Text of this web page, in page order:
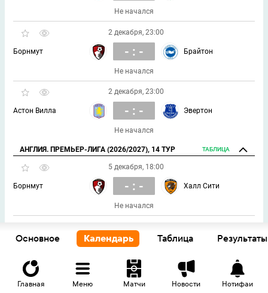
Главная Меню Матчи Новости Нотифаи
Основное Календарь Таблица Результаты
Не начался
2 декабря, 23:00
Борнмут - : - Брайтон
Не начался
2 декабря, 23:00
Астон Вилла - : - Эвертон
Не начался
АНГЛИЯ. ПРЕМЬЕР-ЛИГА (2026/2027), 14 ТУР ТАБЛИЦА
5 декабря, 18:00
Борнмут - : - Халл Сити
Не начался
- : - Кристал Пэлас
Не начался
5 декабря, 18:00